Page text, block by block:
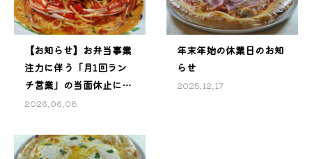
【お知らせ】お弁当事業
注力に伴う「月1回ラン
チ営業」の当面休止につ
いて
2026.06.08
年末年始の休業日のお知
らせ
2025.12.17